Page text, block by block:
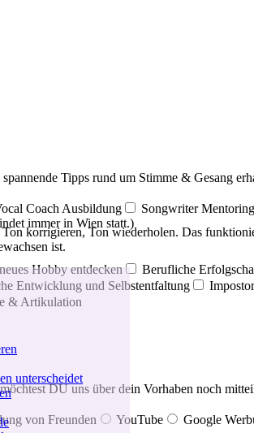
korrigieren, Ton wiederholen. Das
ist.
unterscheidet
Tipps rund um Stimme & Gesang
Coach Ausbildung
Songwriter Mentoring
immer in Wien statt.)
Hobby entdecken Berufliche
Entwicklung und Selbstentfaltung
& Artikulation
DU uns über dein Vorhaben noch
von Freunden YouTube Google